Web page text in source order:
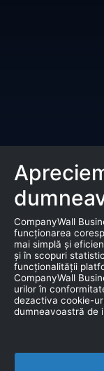
CompanyWall
funcționarea
mai simplă și
și în scopuri
funcționalității
CompanyWall
urilor în
dezactiva cookie-
dumneavoastră de